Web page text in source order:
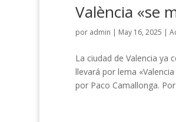
València «se
por admin | May 16, 2025 |
La ciudad de Valencia ya
llevará por lema
por Paco Camallonga. Por